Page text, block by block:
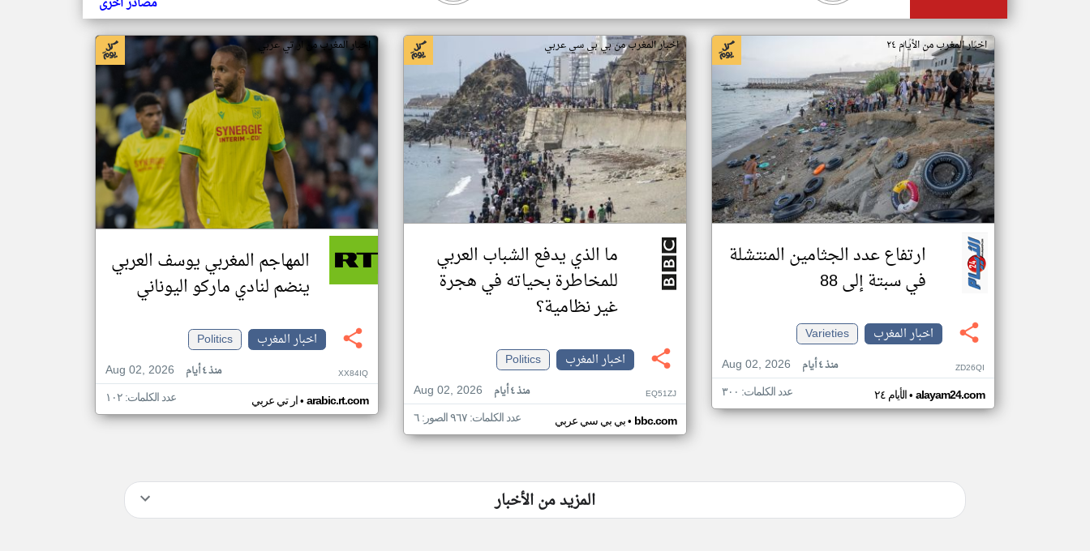
اخبار المغرب من الأيام ٢٤
ارتفاع عدد الجثامين المنتشلة
في سبتة إلى 88
اخبار المغرب
Varieties
Aug 02, 2026
منذ ٤ أيام ZD26QI
الأيام ٢٤• alayam24.com عدد الكلمات: ٣٠٠
اخبار المغرب من بي بي سي عربي
ما الذي يدفع الشباب العربي
للمخاطرة بحياته في هجرة
غير نظامية؟
اخبار المغرب
Politics
Aug 02, 2026
منذ ٤ أيام EQ51ZJ
بي بي سي عربي• bbc.com عدد الكلمات: ٩٦٧ الصور: ٦
اخبار المغرب من ار تي عربي
المهاجم المغربي يوسف العربي
ينضم لنادي ماركو اليوناني
اخبار المغرب
Politics
Aug 02, 2026
منذ ٤ أيام XX84IQ
ار تي عربي• arabic.rt.com عدد الكلمات: ١٠٢
المزيد من الأخبار